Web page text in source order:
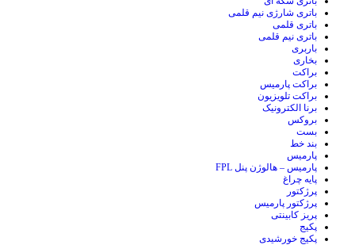
باتری شارژی نیم قلمی
باتری قلمی
باتری نیم قلمی
باربری
بخاری
براکت
براکت پارمیس
براکت تلویزیون
برنا الکترونیک
بروکس
بست
بند خط
پارمیس
پارمیس – هالوژن پنل FPL
پایه چراغ
پرژکتور
پرژکتور پارمیس
پریز کابینتی
پکیج
پکیج خورشیدی